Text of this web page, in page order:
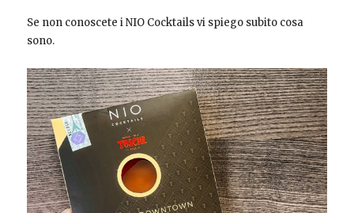
Se non conoscete i NIO Cocktails vi spiego subito cosa
sono.